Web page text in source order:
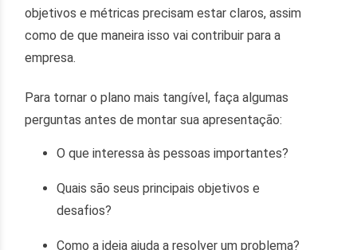
objetivos e métricas precisam estar claros, assim
como de que maneira isso vai contribuir para a
empresa.
Para tornar o plano mais tangível, faça algumas
perguntas antes de montar sua apresentação:
O que interessa às pessoas importantes?
Quais são seus principais objetivos e
desafios?
Como a ideia ajuda a resolver um problema?